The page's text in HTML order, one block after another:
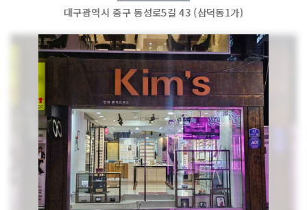
대구광역시 중구 동성로5길 43 (삼덕동1가)